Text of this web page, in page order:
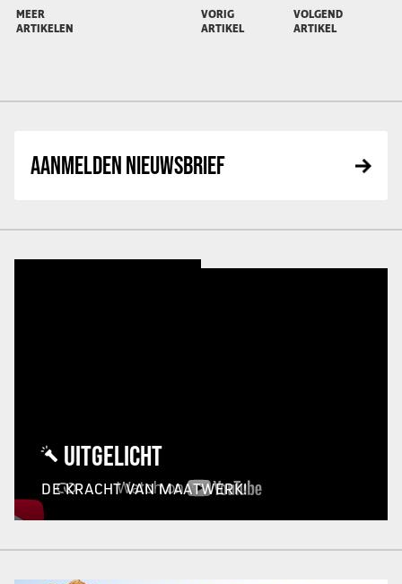
MEER
ARTIKELEN
VORIG
ARTIKEL
VOLGEND
ARTIKEL
AANMELDEN NIEUWSBRIEF
UITGELICHT
DE KRACHT VAN MAATWERK!